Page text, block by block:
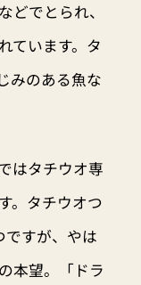
どでとられ、
ています。タ
みのある魚な
はタチウオ専
。タチウオつ
ですが、やは
本望。「ドラ